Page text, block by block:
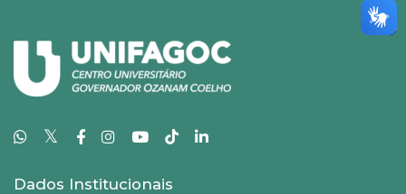
𝕏
Dados Institucionais